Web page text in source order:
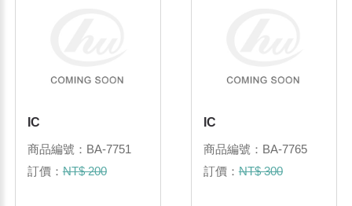
IC
商品編號：BA-7751
訂價：NT$ 200
IC
商品編號：BA-7765
訂價：NT$ 300